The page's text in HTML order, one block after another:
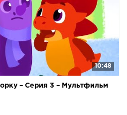
10:48
– Серия 3 – Мультфильм